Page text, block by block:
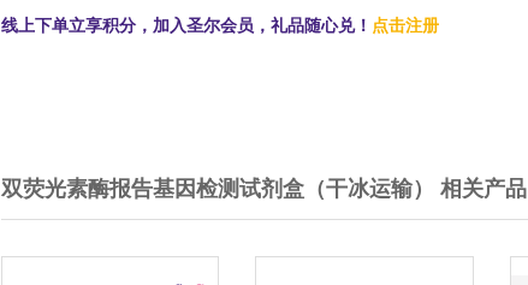
线上下单立享积分，加入圣尔会员，礼品随心兑！ 点击注册
双荧光素酶报告基因检测试剂盒（干冰运输） 相关产品